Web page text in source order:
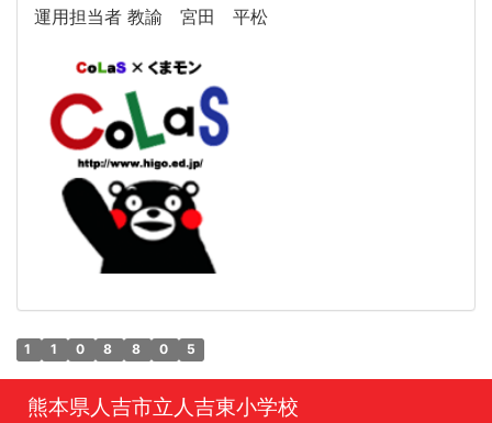
運用担当者 教諭 宮田 平松
1 1 0 8 8 0 5
熊本県人吉市立人吉東小学校